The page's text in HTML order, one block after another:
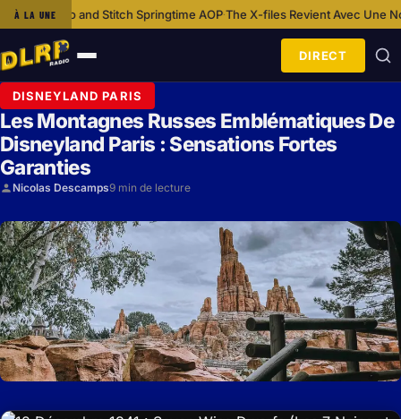
À LA UNE
Stitch Springtime AOP· The X-files Revient Avec Une Nouvelle Bande-
Ouvrir
le
menu
DIRECT
DISNEYLAND PARIS
Les Montagnes Russes Emblématiques De
Disneyland Paris : Sensations Fortes
Garanties
Nicolas Descamps9 min de lecture